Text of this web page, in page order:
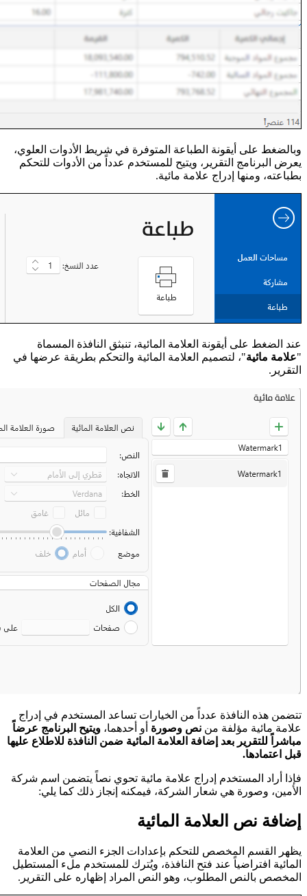
وبالضغط على أيقونة الطباعة المتوفرة في شريط الأدوات العلوي،
يعرض البرنامج التقرير، ويتيح للمستخدم عدداً من الأدوات للتحكم
بطباعته، ومنها إدراج علامة مائية.
عند الضغط على أيقونة العلامة المائية، تنبثق النافذة المسماة
"علامة مائية"، لتصميم العلامة المائية والتحكم بطريقة عرضها في
التقرير.
تتضمن هذه النافذة عدداً من الخيارات تساعد المستخدم في إدراج
علامة مائية مؤلفة من نص وصورة أو أحدهما، ويتيح البرنامج عرضاً
مباشراً للتقرير بعد إضافة العلامة المائية ضمن النافذة للاطلاع عليها
قبل اعتمادها.
فإذا أراد المستخدم إدراج علامة مائية تحوي نصاً يتضمن اسم شركة
الأمين، وصورة هي شعار الشركة، فيمكنه إنجاز ذلك كما يلي:
إضافة نص العلامة المائية
يظهر القسم المخصص للتحكم بإعدادات الجزء النصي من العلامة
المائية افتراضياً عند فتح النافذة، ويُترك للمستخدم ملء المستطيل
المخصص بالنص المطلوب، وهو النص المراد إظهاره على التقرير.